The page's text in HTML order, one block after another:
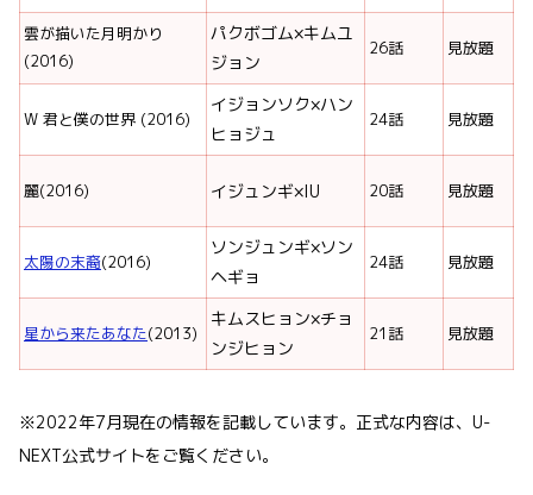
雲が描いた月明かり
(2016)
パクボゴム×キムユ
ジョン
26話 見放題
W 君と僕の世界 (2016)
イジョンソク×ハン
ヒョジュ
24話 見放題
麗(2016) イジュンギ×IU 20話 見放題
太陽の末裔(2016)
ソンジュンギ×ソン
ヘギョ
24話 見放題
星から来たあなた(2013)
キムスヒョン×チョ
ンジヒョン
21話 見放題
※2022年7月現在の情報を記載しています。正式な内容は、U-
NEXT公式サイトをご覧ください。